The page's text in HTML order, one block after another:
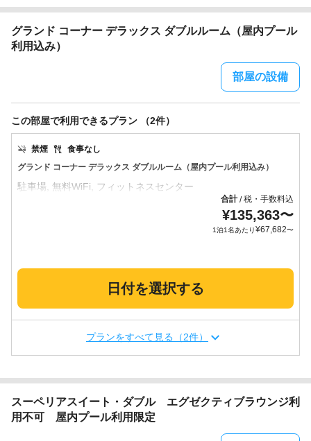
グランド コーナー デラックス ダブルルーム（屋内プール
利用込み）
部屋の設備
この部屋で利用できるプラン （2件）
グランド コーナー デラックス ダブルルーム（屋内プール利用込み）
禁煙 食事なし
合計/税・手数料込
¥135,363〜
1泊1名あたり¥67,682〜
日付を選択する
プランをすべて見る（2件）
スーペリアスイート・ダブル エグゼクティブラウンジ利
用不可 屋内プール利用限定